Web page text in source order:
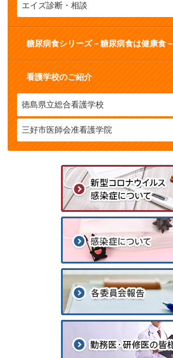
エイズ診断・相談
糖尿病食シリーズ－糖尿病食は健康食－
看護学校のご紹介
徳島県立総合看護学校
三好市医師会准看護学院